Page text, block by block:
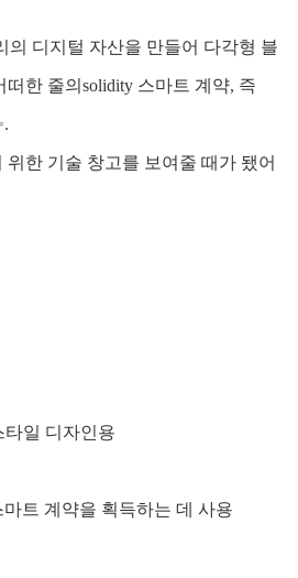
의 디지털 자산을 만들어 다각형 블
한 줄의solidity 스마트 계약, 즉
한 기술 창고를 보여줄 때가 됐어
타일 디자인용
트 계약을 획득하는 데 사용